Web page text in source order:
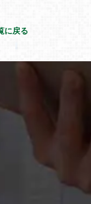
に戻る